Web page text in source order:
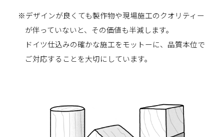
※デザインが良くても製作物や現場施工のクオリティー
が伴っていないと、その価値も半減します。
ドイツ仕込みの確かな施工をモットーに、品質本位で
ご対応することを大切にしています。